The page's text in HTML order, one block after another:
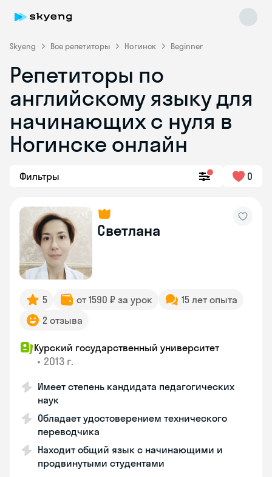
Skyeng Все репетиторы Ногинск Beginner
Репетиторы по
английскому языку для
начинающих с нуля в
Ногинске онлайн
Фильтры 0
Светлана
5 от 1590 ₽ за урок
15 лет опыта
2 отзыва
Курский государственный университет
• 2013 г.
Имеет степень кандидата педагогических
наук
Обладает удостоверением технического
переводчика
Находит общий язык с начинающими и
продвинутыми студентами